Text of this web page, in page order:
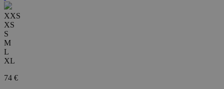
XXS
XS
S
M
L
XL
74 €